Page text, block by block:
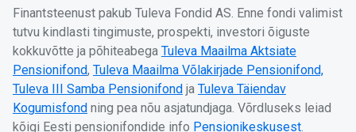
Finantsteenust pakub Tuleva Fondid AS. Enne fondi valimist
tutvu kindlasti tingimuste, prospekti, investori õiguste
kokkuvõtte ja põhiteabega Tuleva Maailma Aktsiate
Pensionifond, Tuleva Maailma Võlakirjade Pensionifond,
Tuleva III Samba Pensionifond ja Tuleva Täiendav
Kogumisfond ning pea nõu asjatundjaga. Võrdluseks leiad
kõigi Eesti pensionifondide info Pensionikeskusest